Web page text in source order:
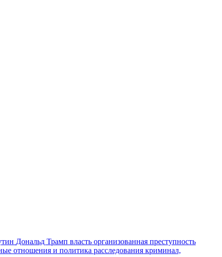
Дональд Трамп власть организованная преступность
отношения и политика расследования криминал,